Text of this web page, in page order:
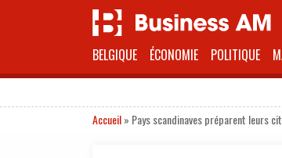
BELGIQUE ÉCONOMIE POLITIQUE
Accueil» Pays scandinaves préparent leurs